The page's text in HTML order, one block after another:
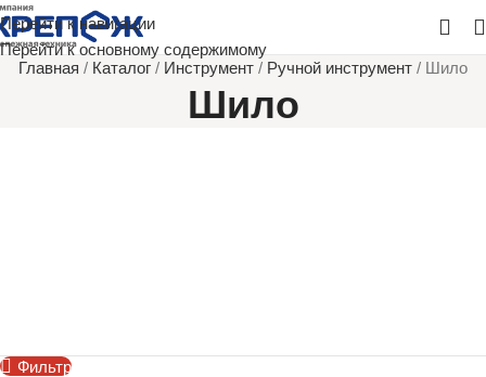
Перейти к навигации
Перейти к основному содержимому
Главная / Каталог / Инструмент / Ручной инструмент / Шило
Шило
Фильтр